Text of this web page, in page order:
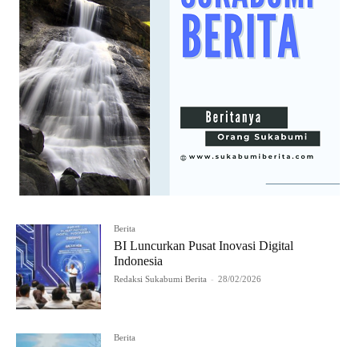
Berita
BI Luncurkan Pusat Inovasi Digital
Indonesia
Redaksi Sukabumi Berita - 28/02/2026
Berita